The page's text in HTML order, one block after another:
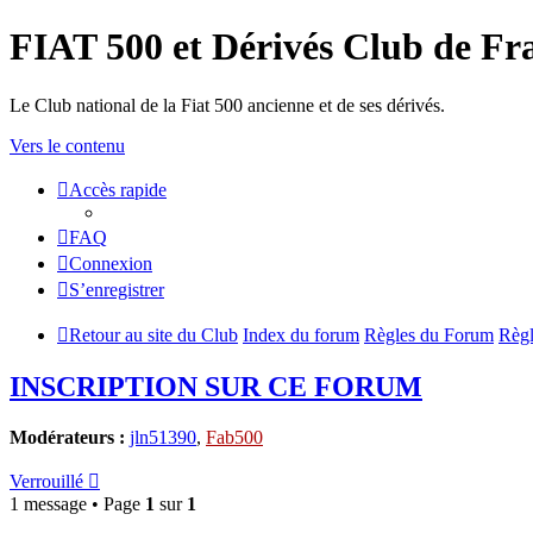
FIAT 500 et Dérivés Club de
Le Club national de la Fiat 500 ancienne et de ses dérivés.
Vers le contenu
Accès rapide
FAQ
Connexion
S’enregistrer
Retour au site du Club Index du forum Règles du Forum
INSCRIPTION SUR CE FORUM
Modérateurs : jln51390, Fab500
Verrouillé
1 message • Page 1 sur 1